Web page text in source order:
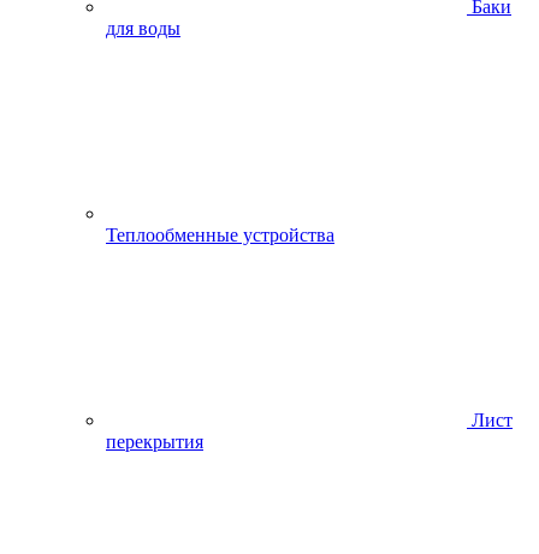
Баки
для воды
Теплообменные устройства
Лист
перекрытия